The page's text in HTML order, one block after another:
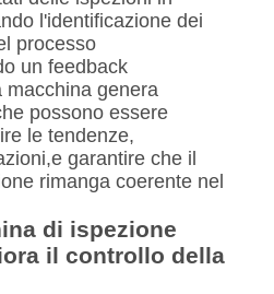
l'identificazione dei
processo
un feedback
macchina genera
possono essere
le tendenze,
garantire che il
rimanga coerente nel
di ispezione
il controllo della